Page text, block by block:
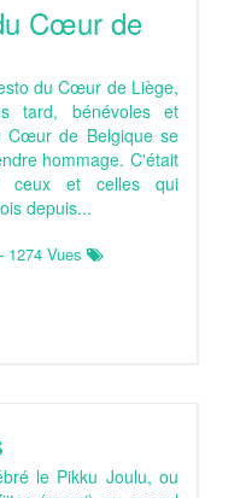
Cœur de
du Cœur de Liège,
tard, bénévoles et
Cœur de Belgique se
hommage. C'était
ceux et celles qui
depuis...
Vues
le Pikku Joulu, ou